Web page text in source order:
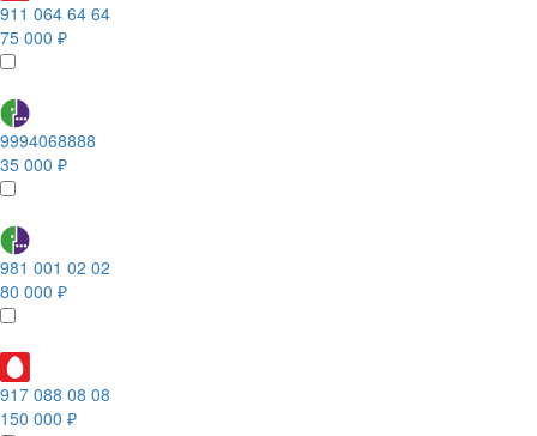
911 064 64 64
75 000 ₽
9994068888
35 000 ₽
981 001 02 02
80 000 ₽
917 088 08 08
150 000 ₽